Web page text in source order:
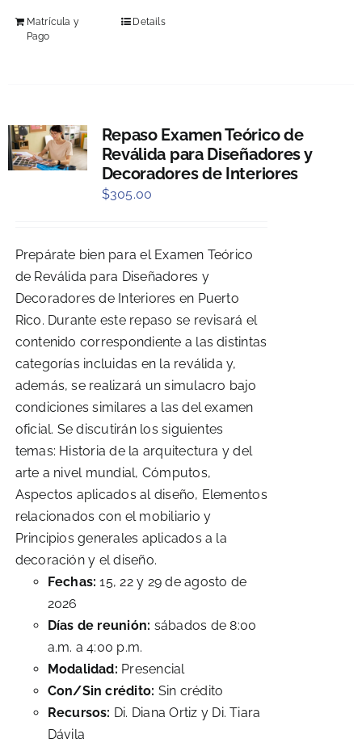
Matrícula y
Pago
Details
Repaso Examen Teórico de
Reválida para Diseñadores y
Decoradores de Interiores
$305.00
Prepárate bien para el Examen Teórico
de Reválida para Diseñadores y
Decoradores de Interiores en Puerto
Rico. Durante este repaso se revisará el
contenido correspondiente a las distintas
categorías incluidas en la reválida y,
además, se realizará un simulacro bajo
condiciones similares a las del examen
oficial. Se discutirán los siguientes
temas: Historia de la arquitectura y del
arte a nivel mundial, Cómputos,
Aspectos aplicados al diseño, Elementos
relacionados con el mobiliario y
Principios generales aplicados a la
decoración y el diseño.
Fechas:15, 22 y 29 de agosto de
2026
Días de reunión: sábados de 8:00
a.m. a 4:00 p.m.
Modalidad: Presencial
Con/Sin crédito: Sin crédito
Recursos: Di. Diana Ortiz y Di. Tiara
Dávila